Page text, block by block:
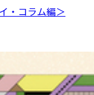
・コラム編＞